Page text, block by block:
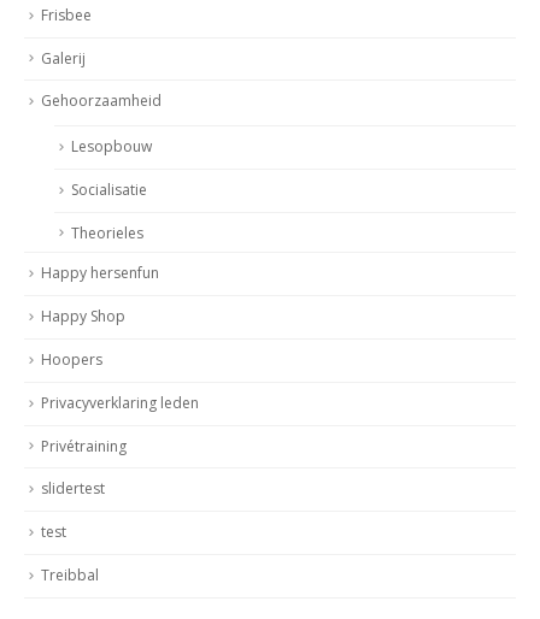
Frisbee
Galerij
Gehoorzaamheid
Lesopbouw
Socialisatie
Theorieles
Happy hersenfun
Happy Shop
Hoopers
Privacyverklaring leden
Privétraining
slidertest
test
Treibbal